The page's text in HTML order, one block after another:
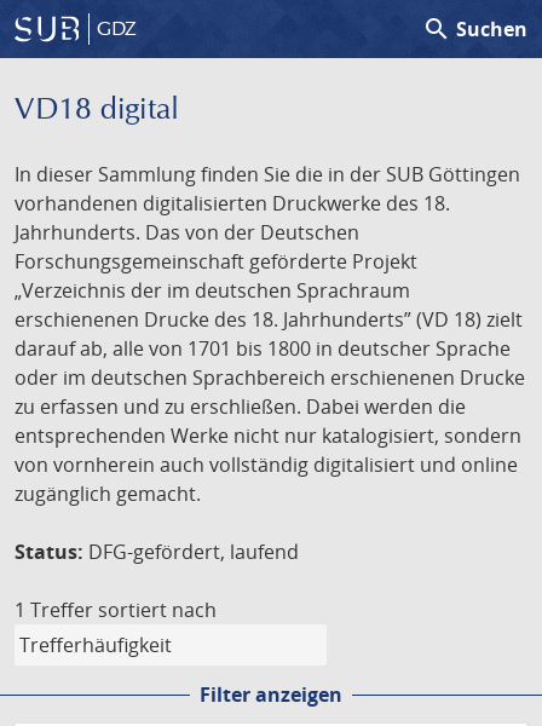
GDZ search Suchen
VD18 digital
In dieser Sammlung finden Sie die in der SUB Göttingen
vorhandenen digitalisierten Druckwerke des 18.
Jahrhunderts. Das von der Deutschen
Forschungsgemeinschaft geförderte Projekt
„Verzeichnis der im deutschen Sprachraum
erschienenen Drucke des 18. Jahrhunderts” (VD 18) zielt
darauf ab, alle von 1701 bis 1800 in deutscher Sprache
oder im deutschen Sprachbereich erschienenen Drucke
zu erfassen und zu erschließen. Dabei werden die
entsprechenden Werke nicht nur katalogisiert, sondern
von vornherein auch vollständig digitalisiert und online
zugänglich gemacht.
Status: DFG-gefördert, laufend
1 Treffer sortiert nach
Filter anzeigen